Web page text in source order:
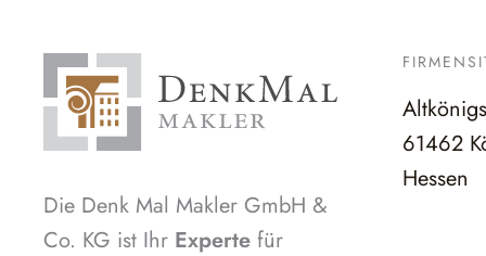
Die Denk Mal Makler GmbH &
Co. KG ist Ihr Experte für
61462
Hessen